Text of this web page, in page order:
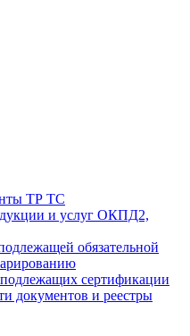
ТР ТС
и услуг ОКПД2,
обязательной
сертификации
документов и реестры